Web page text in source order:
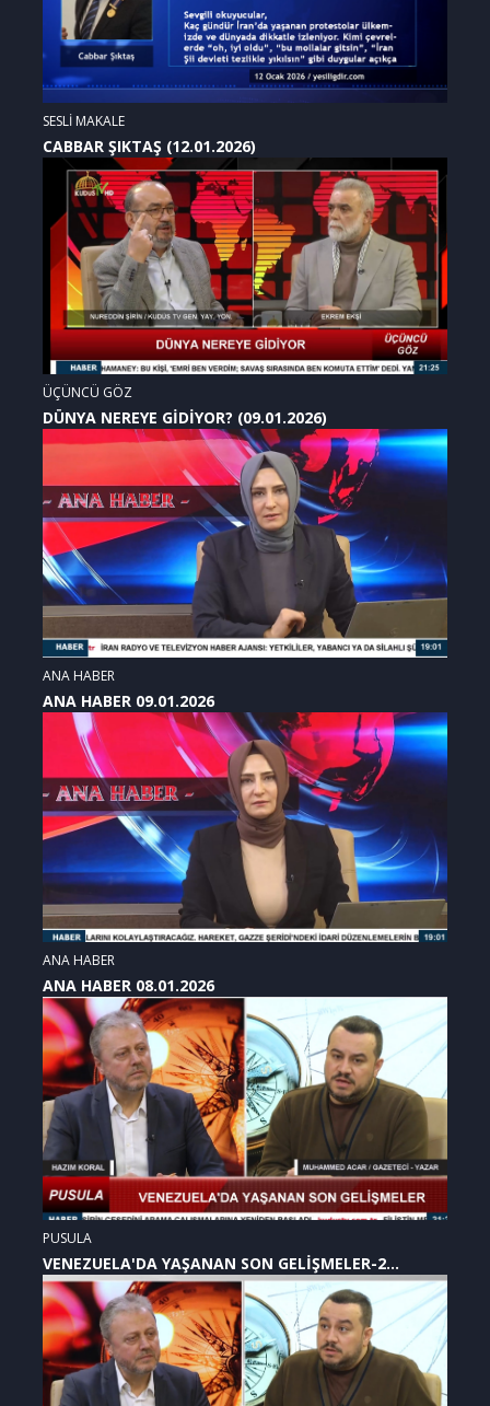
SESLİ MAKALE
CABBAR ŞIKTAŞ (12.01.2026)
ÜÇÜNCÜ GÖZ
DÜNYA NEREYE GİDİYOR? (09.01.2026)
ANA HABER
ANA HABER 09.01.2026
ANA HABER
ANA HABER 08.01.2026
PUSULA
VENEZUELA'DA YAŞANAN SON GELİŞMELER-2
(07.01.2026)